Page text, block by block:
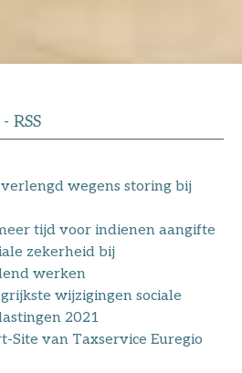
RSS
wegens storing bij
tijd voor indienen aangifte
zekerheid bij
werken
wijzigingen sociale
2021
Site van Taxservice Euregio